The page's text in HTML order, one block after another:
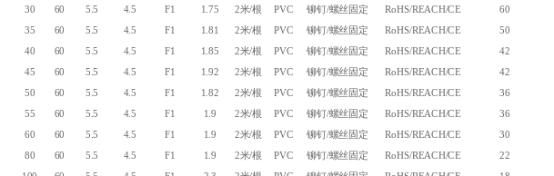
30 60 5.5 4.5 F1 1.75 2米/根 PVC 铆钉/螺丝固定 RoHS/REACH/CE
60
35 60 5.5 4.5 F1 1.81 2米/根 PVC 铆钉/螺丝固定 RoHS/REACH/CE
50
40 60 5.5 4.5 F1 1.85 2米/根 PVC 铆钉/螺丝固定 RoHS/REACH/CE
42
45 60 5.5 4.5 F1 1.92 2米/根 PVC 铆钉/螺丝固定 RoHS/REACH/CE
42
50 60 5.5 4.5 F1 1.82 2米/根 PVC 铆钉/螺丝固定 RoHS/REACH/CE
36
55 60 5.5 4.5 F1 1.9 2米/根 PVC 铆钉/螺丝固定 RoHS/REACH/CE
36
60 60 5.5 4.5 F1 1.9 2米/根 PVC 铆钉/螺丝固定 RoHS/REACH/CE
30
80 60 5.5 4.5 F1 1.9 2米/根 PVC 铆钉/螺丝固定 RoHS/REACH/CE
22